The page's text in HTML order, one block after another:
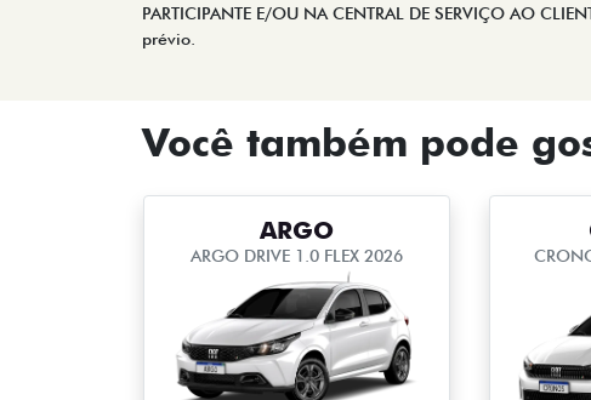
PARTICIPANTE E/OU NA CENTRAL DE SERVIÇO AO
prévio.
Você também pode
ARGO
ARGO DRIVE 1.0 FLEX 2026